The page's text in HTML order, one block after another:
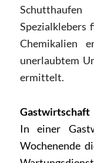
Spezialklebers
Chemikalien
unerlaubtem
ermittelt.
Gastwirtschaft
In einer
Wochenende